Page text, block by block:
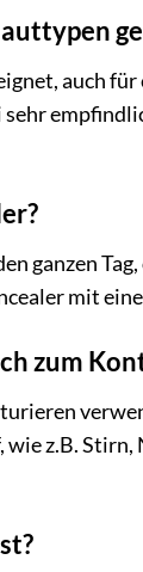
auch
ganzen
mit
zum
z.B.